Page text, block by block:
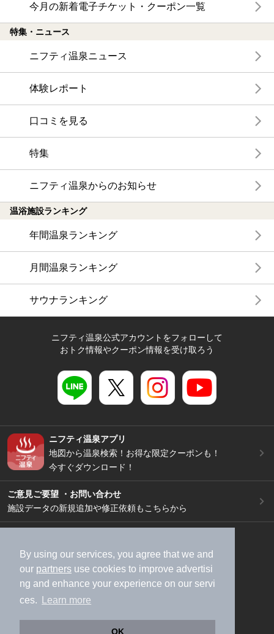
By using our services, you agree that we and
our partners use cookies to improve advertisi
ng and enhance your experience on our servi
ces.
Learn more
OK
今月の新着電子チケット・クーポン一覧
特集・ニュース
ニフティ温泉ニュース
体験レポート
口コミを見る
特集
ニフティ温泉からのお知らせ
温浴施設ランキング
年間温泉ランキング
月間温泉ランキング
サウナランキング
ニフティ温泉公式アカウントをフォローして
おトク情報やクーポン情報を受け取ろう
ニフティ温泉アプリ
地図から温泉検索！お得な限定クーポンも！
今すぐダウンロード！
ご意見ご要望 ・お問い合わせ
施設データの新規追加や修正依頼もこちらから
加盟店募集（資料請求）
広告出稿のご案内
利用規約
ライフスタイルMEMBERS+規約
特定商取引法に基づく表記
ヘルプ
採用情報
運営会社